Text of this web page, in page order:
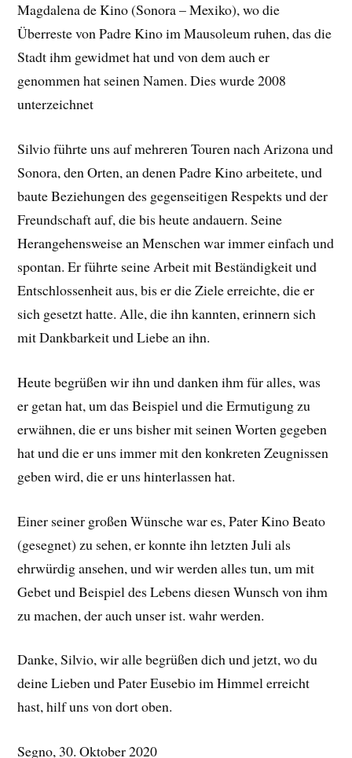
Magdalena de Kino (Sonora – Mexiko), wo die
Überreste von Padre Kino im Mausoleum ruhen, das die
Stadt ihm gewidmet hat und von dem auch er
genommen hat seinen Namen. Dies wurde 2008
unterzeichnet
Silvio führte uns auf mehreren Touren nach Arizona und
Sonora, den Orten, an denen Padre Kino arbeitete, und
baute Beziehungen des gegenseitigen Respekts und der
Freundschaft auf, die bis heute andauern. Seine
Herangehensweise an Menschen war immer einfach und
spontan. Er führte seine Arbeit mit Beständigkeit und
Entschlossenheit aus, bis er die Ziele erreichte, die er
sich gesetzt hatte. Alle, die ihn kannten, erinnern sich
mit Dankbarkeit und Liebe an ihn.
Heute begrüßen wir ihn und danken ihm für alles, was
er getan hat, um das Beispiel und die Ermutigung zu
erwähnen, die er uns bisher mit seinen Worten gegeben
hat und die er uns immer mit den konkreten Zeugnissen
geben wird, die er uns hinterlassen hat.
Einer seiner großen Wünsche war es, Pater Kino Beato
(gesegnet) zu sehen, er konnte ihn letzten Juli als
ehrwürdig ansehen, und wir werden alles tun, um mit
Gebet und Beispiel des Lebens diesen Wunsch von ihm
zu machen, der auch unser ist. wahr werden.
Danke, Silvio, wir alle begrüßen dich und jetzt, wo du
deine Lieben und Pater Eusebio im Himmel erreicht
hast, hilf uns von dort oben.
Segno, 30. Oktober 2020